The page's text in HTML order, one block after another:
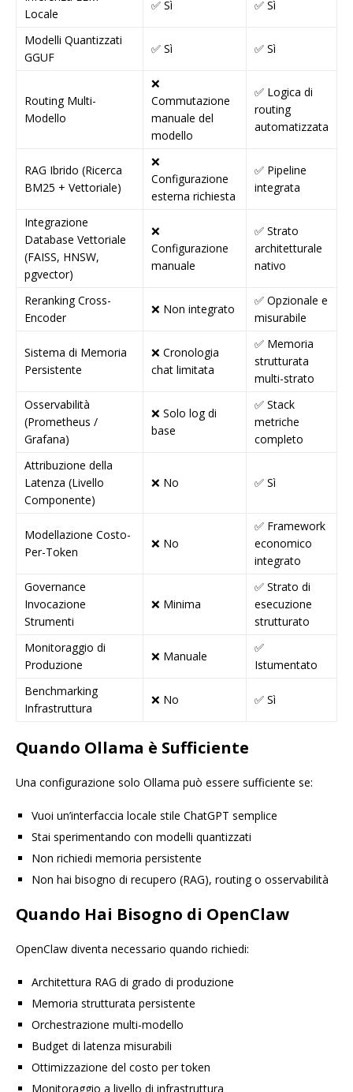
Locale
✅ Sì ✅ Sì
Modelli Quantizzati
GGUF
✅ Sì ✅ Sì
Routing Multi-
Modello
❌
Commutazione
manuale del
modello
✅ Logica di
routing
automatizzata
RAG Ibrido (Ricerca
BM25 + Vettoriale)
❌
Configurazione
esterna richiesta
✅ Pipeline
integrata
Integrazione
Database Vettoriale
(FAISS, HNSW,
pgvector)
❌
Configurazione
manuale
✅ Strato
architetturale
nativo
Reranking Cross-
Encoder
❌ Non integrato
✅ Opzionale e
misurabile
Sistema di Memoria
Persistente
❌ Cronologia
chat limitata
✅ Memoria
strutturata
multi-strato
Osservabilità
(Prometheus /
Grafana)
❌ Solo log di
base
✅ Stack
metriche
completo
Attribuzione della
Latenza (Livello
Componente)
❌ No ✅ Sì
Modellazione Costo-
Per-Token
❌ No
✅ Framework
economico
integrato
Governance
Invocazione
Strumenti
❌ Minima
✅ Strato di
esecuzione
strutturato
Monitoraggio di
Produzione
❌ Manuale
✅
Istumentato
Benchmarking
Infrastruttura
❌ No ✅ Sì
Quando Ollama è Sufficiente
Una configurazione solo Ollama può essere sufficiente se:
Vuoi un’interfaccia locale stile ChatGPT semplice
Stai sperimentando con modelli quantizzati
Non richiedi memoria persistente
Non hai bisogno di recupero (RAG), routing o osservabilità
Quando Hai Bisogno di OpenClaw
OpenClaw diventa necessario quando richiedi:
Architettura RAG di grado di produzione
Memoria strutturata persistente
Orchestrazione multi-modello
Budget di latenza misurabili
Ottimizzazione del costo per token
Monitoraggio a livello di infrastruttura